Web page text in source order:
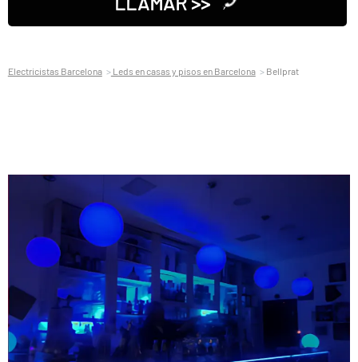
Electricistas Barcelona Leds en casas y pisos en Barcelona Bellprat